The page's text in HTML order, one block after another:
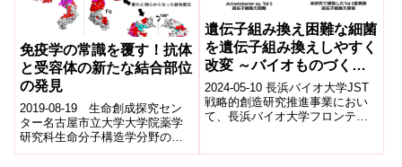
免疫学の常識を覆す！抗体
と受容体の新たな結合部位
の発見
2019-08-19 生命創成探究セン
ター名古屋市立大学大学院薬学
研究科生命分子構造学分野の加
藤晃一教授（ExCELLS/分子研）
遺伝子組み換え困難な細菌
を遺伝子組み換えしやすく
改変 ～バイオものづくり
への応用に期待～
2024-05-10 長浜バイオ大学JST
戦略的創造研究推進事業におい
て、長浜バイオ大学フロンティ
工学...